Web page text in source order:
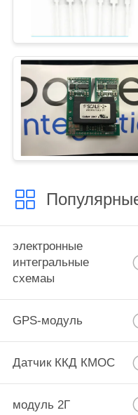
электронные
интегральные
схемаы
GPS-модуль
Датчик ККД КМОС
модуль 2Г